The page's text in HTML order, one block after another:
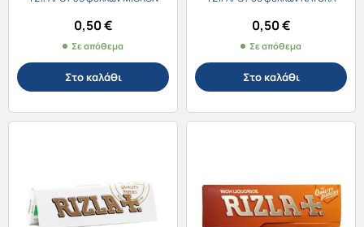
0,50€
Σε απόθεμα
Στο καλάθι
0,50€
Σε απόθεμα
Στο καλάθι